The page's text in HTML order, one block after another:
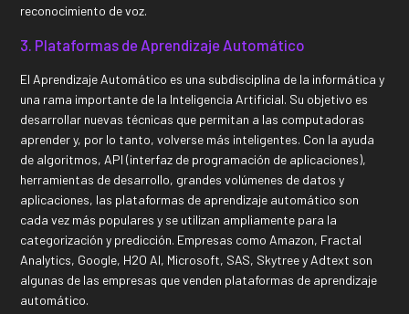
reconocimiento de voz.
3. Plataformas de Aprendizaje Automático
El Aprendizaje Automático es una subdisciplina de la informática y
una rama importante de la Inteligencia Artificial. Su objetivo es
desarrollar nuevas técnicas que permitan a las computadoras
aprender y, por lo tanto, volverse más inteligentes. Con la ayuda
de algoritmos, API (interfaz de programación de aplicaciones),
herramientas de desarrollo, grandes volúmenes de datos y
aplicaciones, las plataformas de aprendizaje automático son
cada vez más populares y se utilizan ampliamente para la
categorización y predicción. Empresas como Amazon, Fractal
Analytics, Google, H2O AI, Microsoft, SAS, Skytree y Adtext son
algunas de las empresas que venden plataformas de aprendizaje
automático.